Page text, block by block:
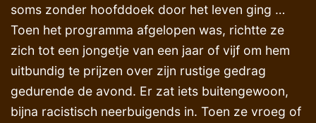
soms zonder hoofddoek door het leven ging …
Toen het programma afgelopen was, richtte ze
zich tot een jongetje van een jaar of vijf om hem
uitbundig te prijzen over zijn rustige gedrag
gedurende de avond. Er zat iets buitengewoon,
bijna racistisch neerbuigends in. Toen ze vroeg of